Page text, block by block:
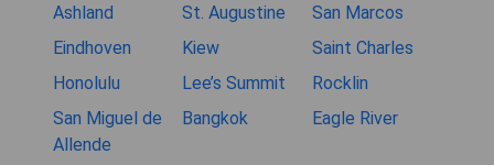
Ashland
St. Augustine
San Marcos
Eindhoven
Kiew
Saint Charles
Honolulu
Lee’s Summit
Rocklin
San Miguel de
Allende
Bangkok Eagle River